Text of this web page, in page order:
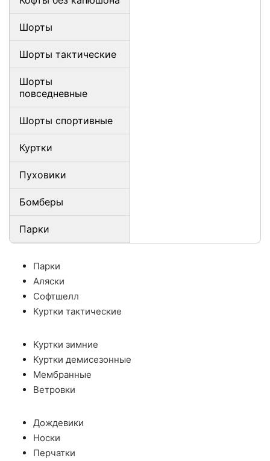
Шорты
Шорты тактические
Шорты
повседневные
Шорты спортивные
Куртки
Пуховики
Бомберы
Парки
Парки
Аляски
Софтшелл
Куртки тактические
Куртки зимние
Куртки демисезонные
Мембранные
Ветровки
Дождевики
Носки
Перчатки